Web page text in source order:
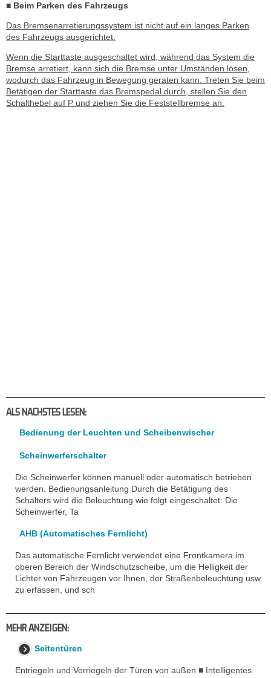
■ Beim Parken des Fahrzeugs
Das Bremsenarretierungssystem ist nicht auf ein langes Parken
des Fahrzeugs ausgerichtet.
Wenn die Starttaste ausgeschaltet wird, während das System die
Bremse arretiert, kann sich die Bremse unter Umständen lösen,
wodurch das Fahrzeug in Bewegung geraten kann. Treten Sie beim
Betätigen der Starttaste das Bremspedal durch, stellen Sie den
Schalthebel auf P und ziehen Sie die Feststellbremse an.
ALS NACHSTES LESEN:
Bedienung der Leuchten und Scheibenwischer
Scheinwerferschalter
Die Scheinwerfer können manuell oder automatisch betrieben
werden. Bedienungsanleitung Durch die Betätigung des
Schalters wird die Beleuchtung wie folgt eingeschaltet: Die
Scheinwerfer, Ta
AHB (Automatisches Fernlicht)
Das automatische Fernlicht verwendet eine Frontkamera im
oberen Bereich der Windschutzscheibe, um die Helligkeit der
Lichter von Fahrzeugen vor Ihnen, der Straßenbeleuchtung usw.
zu erfassen, und sch
MEHR ANZEIGEN:
Seitentüren
Entriegeln und Verriegeln der Türen von außen ■ Intelligentes